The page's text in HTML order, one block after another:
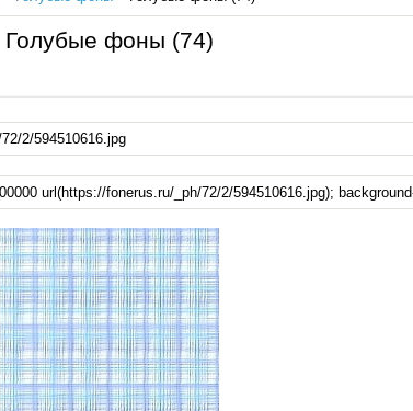
Голубые фоны (74)